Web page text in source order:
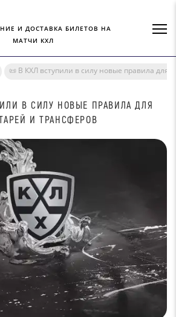
И ДОСТАВКА БИЛЕТОВ НА
МАТЧИ КХЛ
📜 В КХЛ вступили в силу новые правила для
В СИЛУ НОВЫЕ ПРАВИЛА ДЛЯ
И ТРАНСФЕРОВ